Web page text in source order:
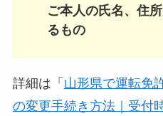
ご本人の氏名、住
るもの
詳細は「 山形県で運転免
の変更手続き方法｜受付